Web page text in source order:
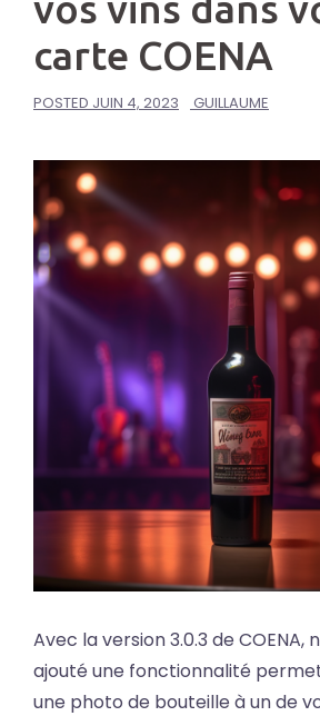
carte COENA
POSTED JUIN 4, 2023 GUILLAUME
Avec la version 3.0.3 de COENA,
ajouté une fonctionnalité
une photo de bouteille à un de